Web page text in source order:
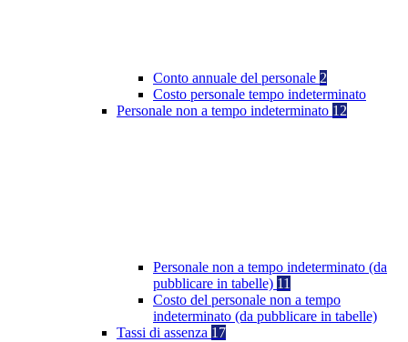
Conto annuale del personale 2
Costo personale tempo indeterminato
Personale non a tempo indeterminato 12
Personale non a tempo indeterminato (da
pubblicare in tabelle) 11
Costo del personale non a tempo
indeterminato (da pubblicare in tabelle)
Tassi di assenza 17